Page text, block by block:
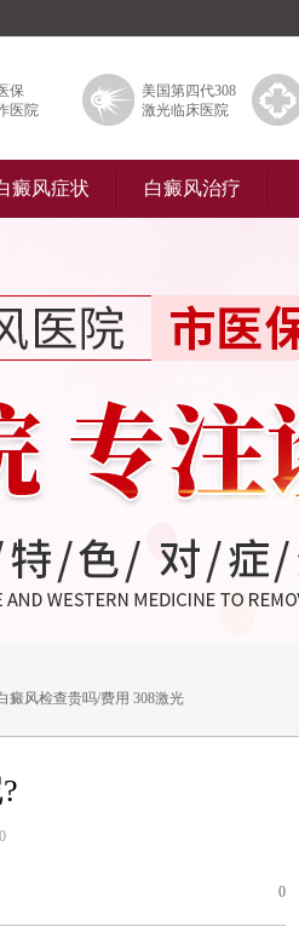
保
医院
美国第四代308
激光临床医院
癜风症状 白癜风治疗
癜风检查贵吗/费用 308激光
0